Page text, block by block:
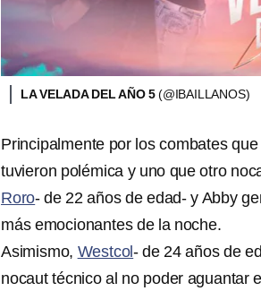
LA VELADA DEL AÑO 5(@IBAILLANOS)
Principalmente por los combates
tuvieron polémica y uno que otro
Roro- de 22 años de edad- y Abby
más emocionantes de la noche.
Asimismo, Westcol- de 24 años de
nocaut técnico al no poder aguantar